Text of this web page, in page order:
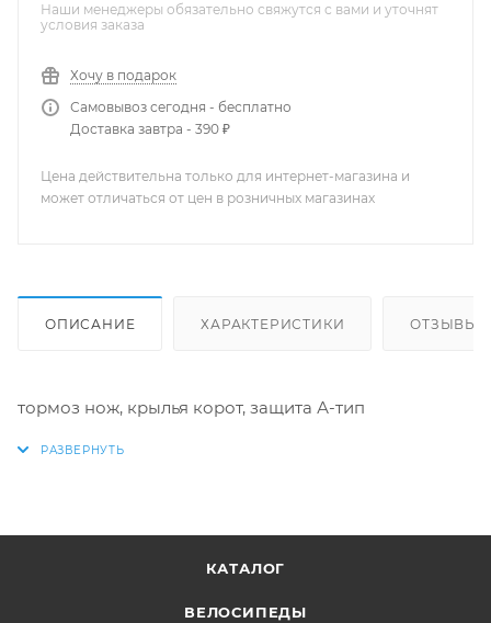
Наши менеджеры обязательно свяжутся с вами и уточнят
условия заказа
Хочу в подарок
Самовывоз сегодня - бесплатно
Доставка завтра - 390 ₽
Цена действительна только для интернет-магазина и
может отличаться от цен в розничных магазинах
ОПИСАНИЕ ХАРАКТЕРИСТИКИ ОТЗЫВЫ
тормоз нож, крылья корот, защита А-тип
КАТАЛОГ
ВЕЛОСИПЕДЫ